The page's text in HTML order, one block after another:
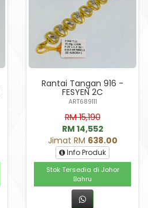
Rantai Tangan 916 -
FESYEN 2C
ART689111
RM 15,190
RM 14,552
Jimat RM 638.00
Info Produk
Stok Tersedia di Johor
Bahru